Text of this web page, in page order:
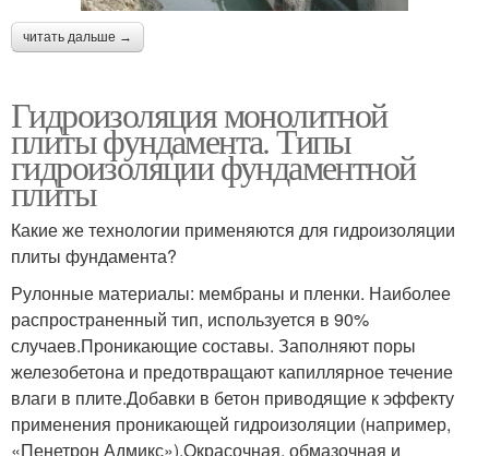
читать дальше →
Гидроизоляция монолитной
плиты фундамента. Типы
гидроизоляции фундаментной
плиты
Какие же технологии применяются для гидроизоляции
плиты фундамента?
Рулонные материалы: мембраны и пленки. Наиболее
распространенный тип, используется в 90%
случаев.Проникающие составы. Заполняют поры
железобетона и предотвращают капиллярное течение
влаги в плите.Добавки в бетон приводящие к эффекту
применения проникающей гидроизоляции (например,
«Пенетрон Адмикс»).Окрасочная, обмазочная и